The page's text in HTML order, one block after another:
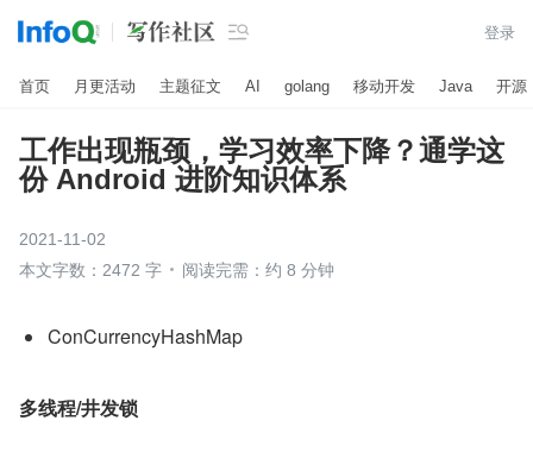
 登录
首页 月更活动 主题征文 AI golang 移动开发 Java 开源
工作出现瓶颈，学习效率下降？通学这
份 Android 进阶知识体系
2021-11-02
本文字数：2472 字
阅读完需：约 8 分钟
ConCurrencyHashMap
多线程/井发锁